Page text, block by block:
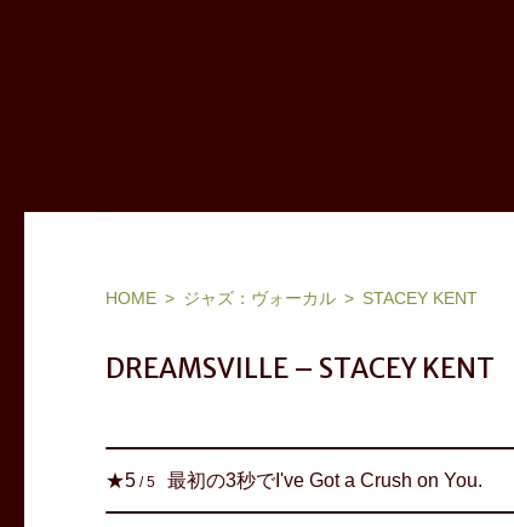
HOME ジャズ：ヴォーカル STACEY KENT
DREAMSVILLE – STACEY KENT
★5 /5 最初の3秒でI've Got a Crush on You.